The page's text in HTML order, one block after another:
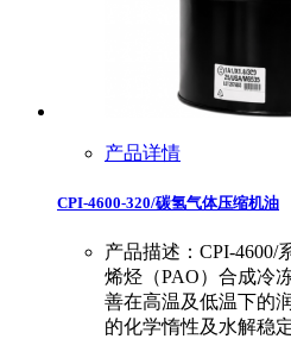
产品详情
CPI-4600-320/碳氢气体压缩机油
产品描述：CPI-4600/
烯烃（PAO）合成冷
善在高温及低温下的
的化学惰性及水解稳